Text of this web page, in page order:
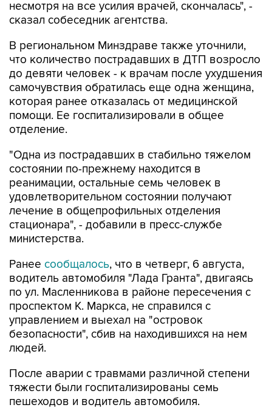
В региональном Минздраве также уточнили,
до девяти человек - к врачам после ухудшения
самочувствия обратилась еще одна женщина,
которая ранее отказалась от медицинской
помощи. Ее госпитализировали в общее
отделение.
"Одна из пострадавших в стабильно тяжелом
реанимации, остальные семь человек в
удовлетворительном состоянии получают
лечение в общепрофильных отделения
стационара", - добавили в пресс-службе
министерства.
Ранеесообщалось
по ул. Масленникова в районе пересечения с
проспектом К. Маркса, не справился с
управлением и выехал на "островок
безопасности", сбив на находившихся на нем
людей.
После аварии с травмами различной степени
пешеходов и водитель автомобиля.
Омск Минздрав